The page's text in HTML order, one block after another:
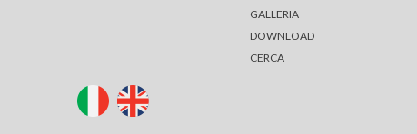
GALLERIA
DOWNLOAD
CERCA